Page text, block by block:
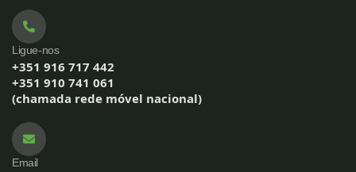
Ligue-nos
+351 916 717 442
+351 910 741 061
(chamada rede móvel nacional)
Email